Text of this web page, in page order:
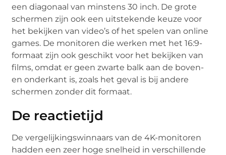
een diagonaal van minstens 30 inch. De grote
schermen zijn ook een uitstekende keuze voor
het bekijken van video’s of het spelen van online
games. De monitoren die werken met het 16:9-
formaat zijn ook geschikt voor het bekijken van
films, omdat er geen zwarte balk aan de boven-
en onderkant is, zoals het geval is bij andere
schermen zonder dit formaat.
De reactietijd
De vergelijkingswinnaars van de 4K-monitoren
hadden een zeer hoge snelheid in verschillende